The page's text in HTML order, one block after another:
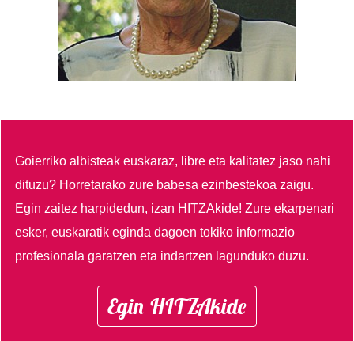
Goierriko albisteak euskaraz, libre eta kalitatez jaso nahi
dituzu? Horretarako zure babesa ezinbestekoa zaigu.
Egin zaitez harpidedun, izan HITZAkide!Zure ekarpenari
esker, euskaratik eginda dagoen tokiko informazio
profesionala garatzen eta indartzen lagunduko duzu.
Egin HITZAkide